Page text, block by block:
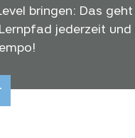
bringen: Das
jederzeit und